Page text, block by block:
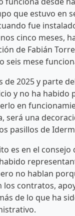
que estuvo en
fue
cinco meses,
de Fabián
seis mese
de 2025 y parte
y no ha habido
en
será una
pasillos de
es en el consejo
no hablan
los contratos,
de lo que ha